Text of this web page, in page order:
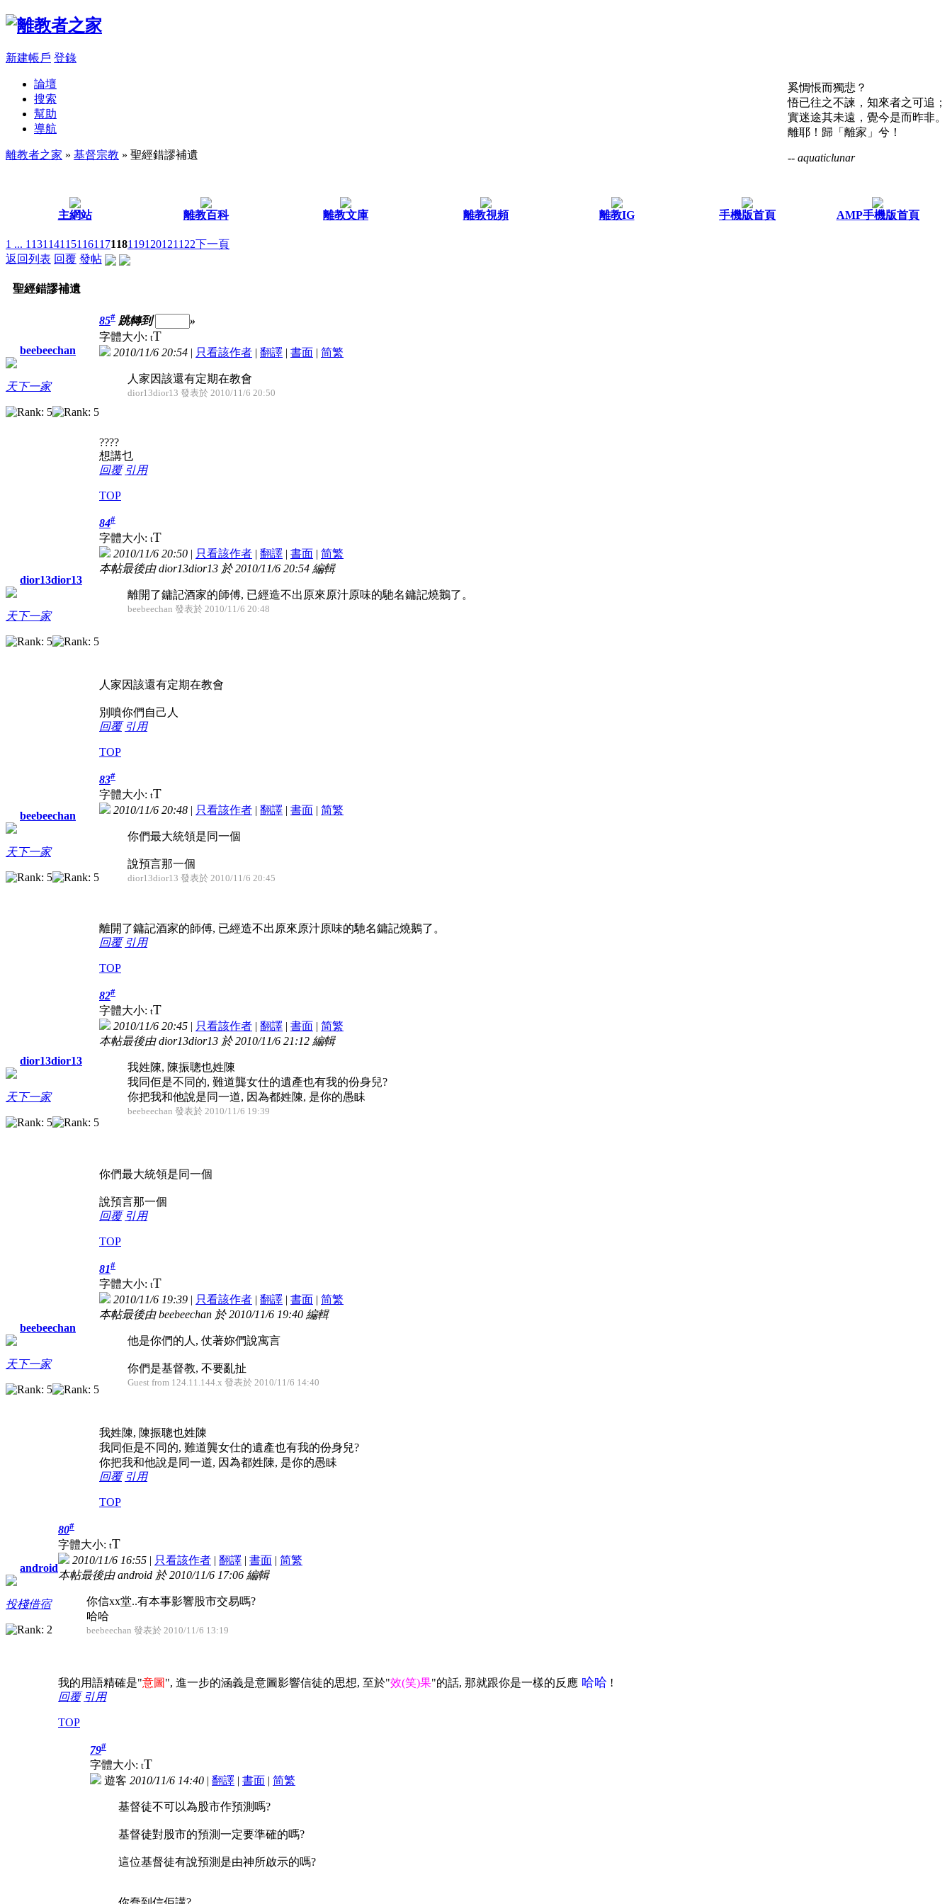
新建帳戶 登錄
奚惆悵而獨悲？
悟已往之不諫，知來者之可追；
實迷途其未遠，覺今是而昨非。
離耶！歸「離家」兮！
-- aquaticlunar
論壇
搜索
幫助
導航
離教者之家 » 基督宗教 » 聖經錯謬補遺
主網站 離教百科 離教文庫 離教視頻 離教IG 手機版首頁 AMP手機版首頁
1 ... 113114115116117118119120121 122下一頁
返回列表 回覆 發帖
聖經錯謬補遺
beebeechan
天下一家
85# 跳轉到
»
字體大小: tT
2010/11/6 20:54 | 只看該作者 | 翻譯 | 書面 | 简繁
人家因該還有定期在教會
dior13dior13 發表於 2010/11/6 20:50
????
想講乜
回覆 引用
TOP
dior13dior13
天下一家
84#
字體大小: tT
2010/11/6 20:50 | 只看該作者 | 翻譯 | 書面 | 简繁
本帖最後由 dior13dior13 於 2010/11/6 20:54 編輯
離開了鏞記酒家的師傅, 已經造不出原來原汁原味的馳名鏞記燒鵝了。
beebeechan 發表於 2010/11/6 20:48
人家因該還有定期在教會
別噴你們自己人
回覆 引用
TOP
beebeechan
天下一家
83#
字體大小: tT
2010/11/6 20:48 | 只看該作者 | 翻譯 | 書面 | 简繁
你們最大統領是同一個
說預言那一個
dior13dior13 發表於 2010/11/6 20:45
離開了鏞記酒家的師傅, 已經造不出原來原汁原味的馳名鏞記燒鵝了。
回覆 引用
TOP
dior13dior13
天下一家
82#
字體大小: tT
2010/11/6 20:45 | 只看該作者 | 翻譯 | 書面 | 简繁
本帖最後由 dior13dior13 於 2010/11/6 21:12 編輯
我姓陳, 陳振聰也姓陳
我同佢是不同的, 難道龔女仕的遺產也有我的份身兒?
你把我和他說是同一道, 因為都姓陳, 是你的愚眛
beebeechan 發表於 2010/11/6 19:39
你們最大統領是同一個
說預言那一個
回覆 引用
TOP
beebeechan
天下一家
81#
字體大小: tT
2010/11/6 19:39 | 只看該作者 | 翻譯 | 書面 | 简繁
本帖最後由 beebeechan 於 2010/11/6 19:40 編輯
他是你們的人, 仗著妳們說寓言
你們是基督教, 不要亂扯
Guest from 124.11.144.x 發表於 2010/11/6 14:40
我姓陳, 陳振聰也姓陳
我同佢是不同的, 難道龔女仕的遺產也有我的份身兒?
你把我和他說是同一道, 因為都姓陳, 是你的愚眛
回覆 引用
TOP
android
投棧借宿
80#
字體大小: tT
2010/11/6 16:55 | 只看該作者 | 翻譯 | 書面 | 简繁
本帖最後由 android 於 2010/11/6 17:06 編輯
你信xx堂..有本事影響股市交易嗎?
哈哈
beebeechan 發表於 2010/11/6 13:19
我的用語精確是"意圖 ", 進一步的涵義是意圖影響信徒的思想, 至於"效(笑)果"的話, 那就跟你是一樣的反應 哈哈 !
回覆 引用
TOP
79#
字體大小: tT
遊客 2010/11/6 14:40 | 翻譯 | 書面 | 简繁
基督徒不可以為股市作預測嗎?
基督徒對股市的預測一定要準確的嗎?
這位基督徒有說預測是由神所啟示的嗎?